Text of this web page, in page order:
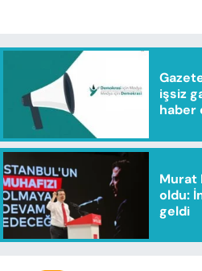
işsiz
haber
Murat
oldu:
geldi